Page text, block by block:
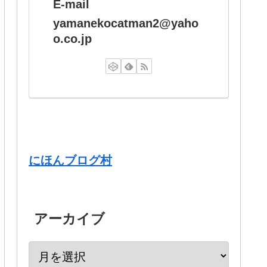
E-mail
yamanekocatman2@yaho
o.co.jp
にほんブログ村
アーカイブ